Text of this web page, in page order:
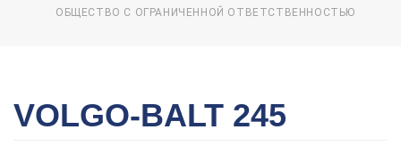
ОБЩЕСТВО С ОГРАНИЧЕННОЙ ОТВЕТСТВЕННОСТЬЮ
VOLGO-BALT 245